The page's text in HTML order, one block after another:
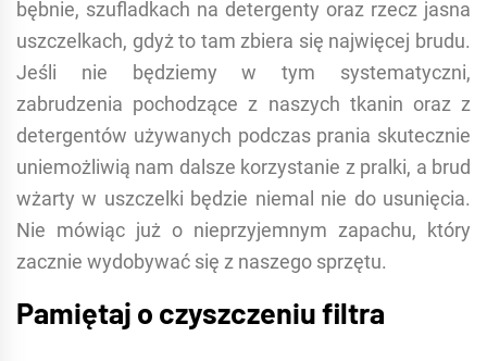
bębnie, szufladkach na detergenty oraz rzecz jasna
uszczelkach, gdyż to tam zbiera się najwięcej brudu.
Jeśli nie będziemy w tym systematyczni,
zabrudzenia pochodzące z naszych tkanin oraz z
detergentów używanych podczas prania skutecznie
uniemożliwią nam dalsze korzystanie z pralki, a brud
wżarty w uszczelki będzie niemal nie do usunięcia.
Nie mówiąc już o nieprzyjemnym zapachu, który
zacznie wydobywać się z naszego sprzętu.
Pamiętaj o czyszczeniu filtra